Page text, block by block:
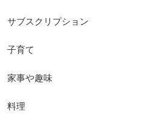
サブスクリプション
子育て
家事や趣味
料理